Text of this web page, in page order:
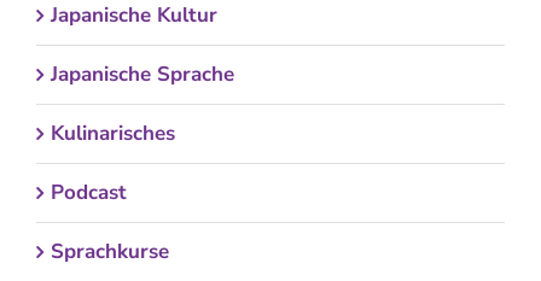
Japanische Kultur
Japanische Sprache
Kulinarisches
Podcast
Sprachkurse